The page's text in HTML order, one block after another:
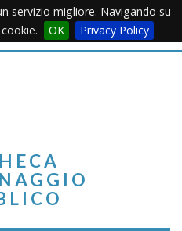
servizio migliore. Navigando su
OK Privacy PolicyMenu